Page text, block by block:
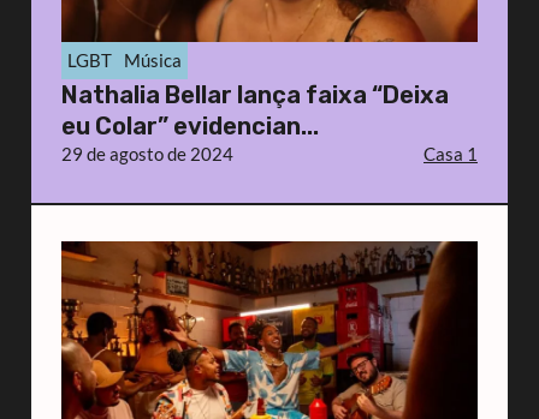
LGBT Música
Nathalia Bellar lança faixa “Deixa
eu Colar” evidencian...
29 de agosto de 2024 Casa 1